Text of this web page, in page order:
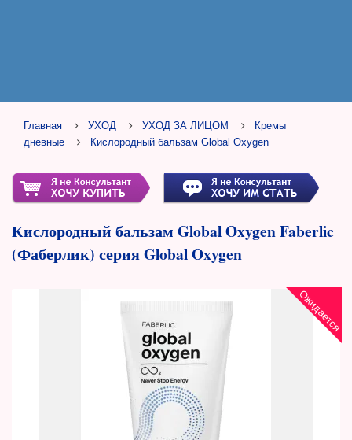
Главная УХОД УХОД ЗА ЛИЦОМ
Кремы
дневные
Кислородный бальзам Global Oxygen
Кислородный бальзам Global Oxygen Faberlic
(Фаберлик) серия Global Oxygen
Ожидается